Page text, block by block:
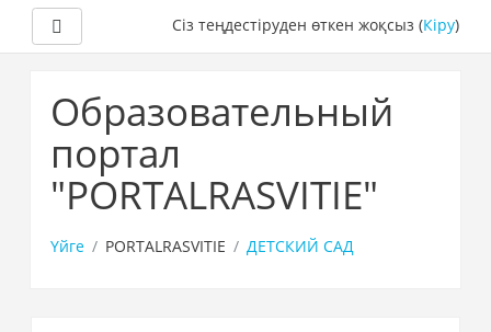
Сіз теңдестіруден өткен жоқсыз (Кіру)
Образовательный
портал
"PORTALRASVITIE"
Үйге PORTALRASVITIE ДЕТСКИЙ САД